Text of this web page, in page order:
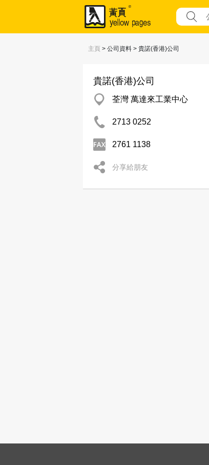
主頁 > 公司資料 > 貴諾(香港)公司
貴諾(香港)公司
荃灣 萬達來工業中心
2713 0252
2761 1138
分享給朋友